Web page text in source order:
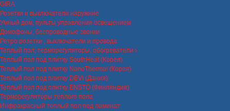
GIRA
Розетки и выключатели наружние
Умный дом, пульты управления освещением
Домофоны, беспроводные звонки
Ретро розетки , выключатели и провода
Теплый пол, терморегуляторы, обогреватели
Теплый пол под плитку SouthHeat (Корея)
Теплый пол под плитку NanoThermal (Корея)
Теплый пол под плитку DEVI (Дания)
Теплый пол под плитку ENSTO (Финляндия)
Терморегуляторы теплого пола
Инфракрасный теплый пол под ламинат